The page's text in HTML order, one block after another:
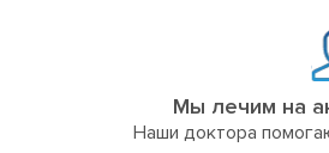
Мы лечим на
Наши доктора